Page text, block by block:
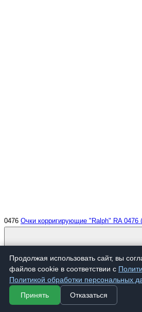
0476 Очки корригирующие "Ralph" RA 0476
Купить
Продолжая использовать сайт, вы
файлов cookie в соответствии с
Политикой обработки персональных
Принять
Отказаться